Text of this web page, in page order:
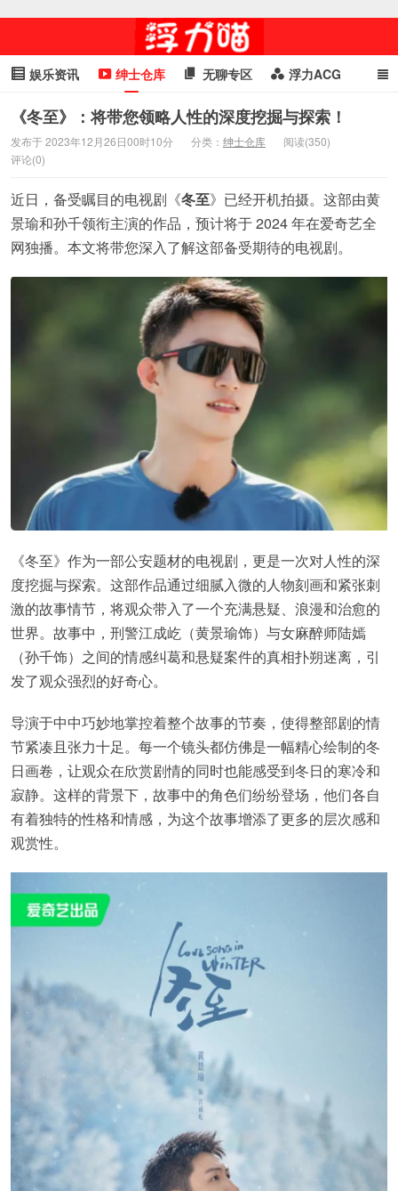
娱乐资讯 绅士仓库 无聊专区 浮力ACG
浮力GIF 明星头条 浮力资讯 头条女神 萌妹专区
cosplay
《冬至》：将带您领略人性的深度挖掘与探索！
发布于 2023年12月26日00时10分 分类： 绅士仓库
阅读(350)
评论(0)
近日，备受瞩目的电视剧《冬至》已经开机拍摄。这部由黄
景瑜和孙千领衔主演的作品，预计将于 2024 年在爱奇艺全
网独播。本文将带您深入了解这部备受期待的电视剧。
《冬至》作为一部公安题材的电视剧，更是一次对人性的深
度挖掘与探索。这部作品通过细腻入微的人物刻画和紧张刺
激的故事情节，将观众带入了一个充满悬疑、浪漫和治愈的
世界。故事中，刑警江成屹（黄景瑜饰）与女麻醉师陆嫣
（孙千饰）之间的情感纠葛和悬疑案件的真相扑朔迷离，引
发了观众强烈的好奇心。
导演于中中巧妙地掌控着整个故事的节奏，使得整部剧的情
节紧凑且张力十足。每一个镜头都仿佛是一幅精心绘制的冬
日画卷，让观众在欣赏剧情的同时也能感受到冬日的寒冷和
寂静。这样的背景下，故事中的角色们纷纷登场，他们各自
有着独特的性格和情感，为这个故事增添了更多的层次感和
观赏性。